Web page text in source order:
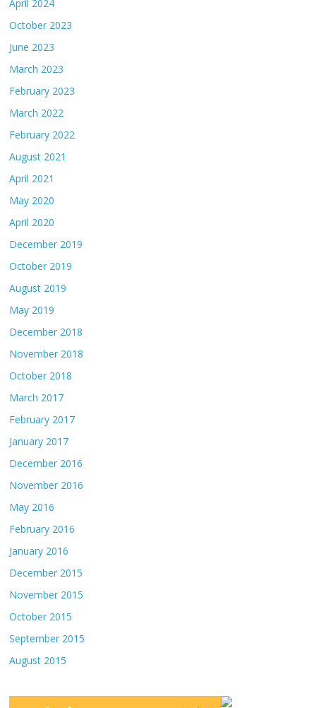
April 2024
October 2023
June 2023
March 2023
February 2023
March 2022
February 2022
August 2021
April 2021
May 2020
April 2020
December 2019
October 2019
August 2019
May 2019
December 2018
November 2018
October 2018
March 2017
February 2017
January 2017
December 2016
November 2016
May 2016
February 2016
January 2016
December 2015
November 2015
October 2015
September 2015
August 2015